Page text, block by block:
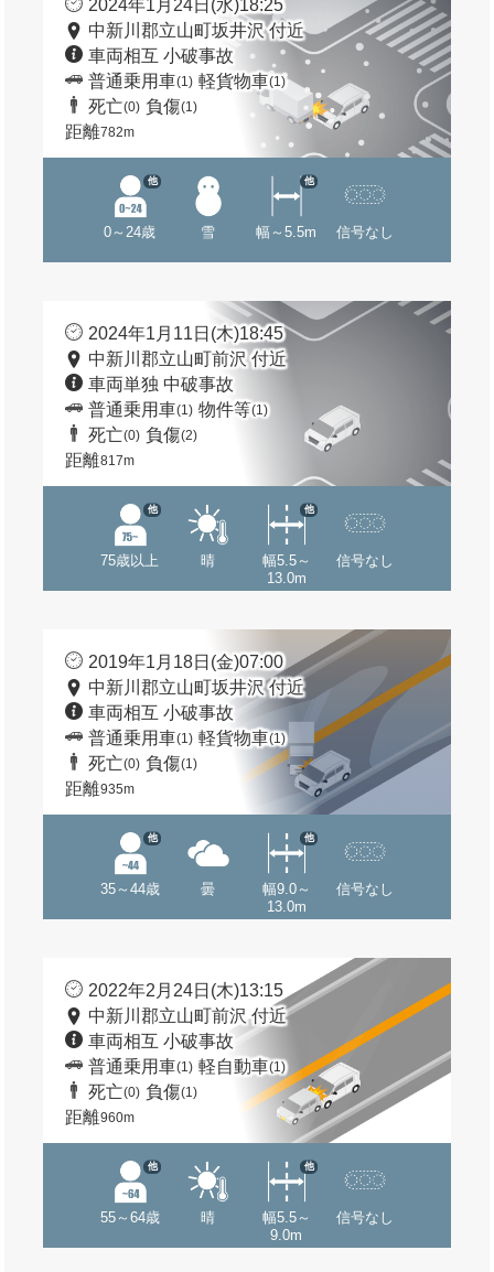
2024年1月24日(水)18:25
中新川郡立山町坂井沢 付近
車両相互 小破事故
普通乗用車(1) 軽貨物車(1)
死亡(0) 負傷(1)
距離782m
0～24歳
他
雪 幅～5.5m
他
信号なし
2024年1月11日(木)18:45
中新川郡立山町前沢 付近
車両単独 中破事故
普通乗用車(1) 物件等(1)
死亡(0) 負傷(2)
距離817m
75歳以上
他
晴
幅5.5～
13.0m
他
信号なし
2019年1月18日(金)07:00
中新川郡立山町坂井沢 付近
車両相互 小破事故
普通乗用車(1) 軽貨物車(1)
死亡(0) 負傷(1)
距離935m
35～44歳
他
曇
幅9.0～
13.0m
他
信号なし
2022年2月24日(木)13:15
中新川郡立山町前沢 付近
車両相互 小破事故
普通乗用車(1) 軽自動車(1)
死亡(0) 負傷(1)
距離960m
55～64歳
他
晴
幅5.5～
9.0m
他
信号なし